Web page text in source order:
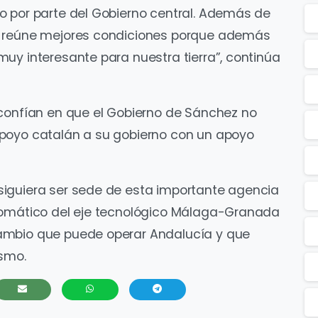
por parte del Gobierno central. Además de
mejores condiciones porque además
interesante para nuestra tierra”, continúa
en que el Gobierno de Sánchez no
catalán a su gobierno con un apoyo
ser sede de esta importante agencia
del eje tecnológico Málaga-Granada
que puede operar Andalucía y que